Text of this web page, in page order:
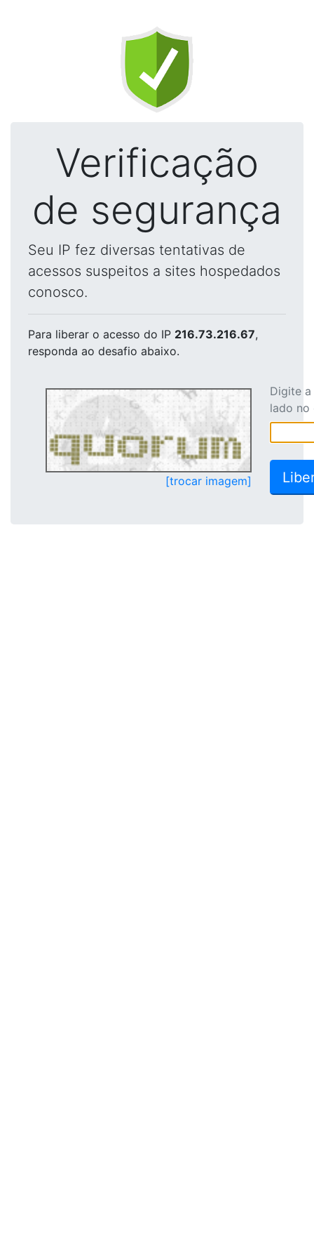
Verificação
de segurança
Seu IP fez diversas tentativas de
acessos suspeitos a sites hospedados
conosco.
Para liberar o acesso do IP 216.73.216.67,
responda ao desafio abaixo.
[trocar imagem]
Digite
lado no